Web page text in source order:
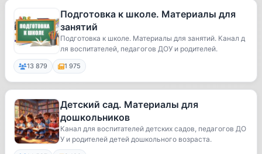
Подготовка к школе. Материалы для
занятий
Подготовка к школе. Материалы для занятий. Канал д
ля воспитателей, педагогов ДОУ и родителей.
13 879 1 975
Детский сад. Материалы для
дошкольников
Канал для воспитателей детских садов, педагогов ДО
У и родителей детей дошкольного возраста.